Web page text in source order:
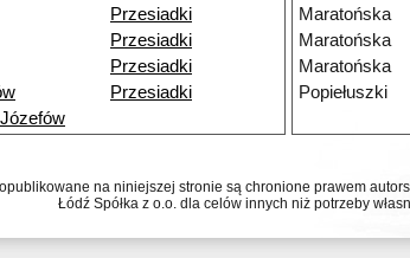
Przesiadki
Przesiadki
Przesiadki
Przesiadki
Maratońska
Maratońska
Maratońska
Popiełuszki
na niniejszej stronie są chronione prawem
Łódź Spółka z o.o. dla celów innych niż potrzeby